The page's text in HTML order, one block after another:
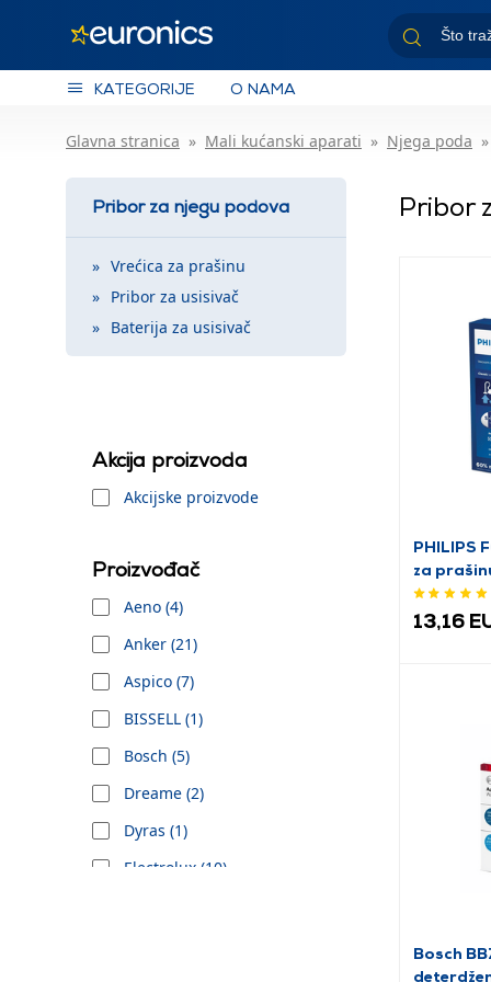
KATEGORIJE O NAMA
Glavna stranica Mali kućanski aparati Njega poda
Pribor za njegu podova
Vrećica za prašinu
Pribor za usisivač
Baterija za usisivač
Akcija proizvoda
Akcijske proizvode
Proizvođač
Aeno (4)
Anker (21)
Aspico (7)
BISSELL (1)
Bosch (5)
Dreame (2)
Dyras (1)
Electrolux (10)
Pribor
PHILIPS
za
13,16
Bosch